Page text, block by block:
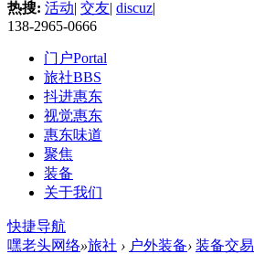
热搜: 活动| 交友| discuz|
138-2965-0666
门户Portal
旅社BBS
抖进惠东
视觉惠东
惠东味道
聚焦
装备
关于我们
快捷导航
嘿老头网络»旅社 › 户外装备› 装备交易